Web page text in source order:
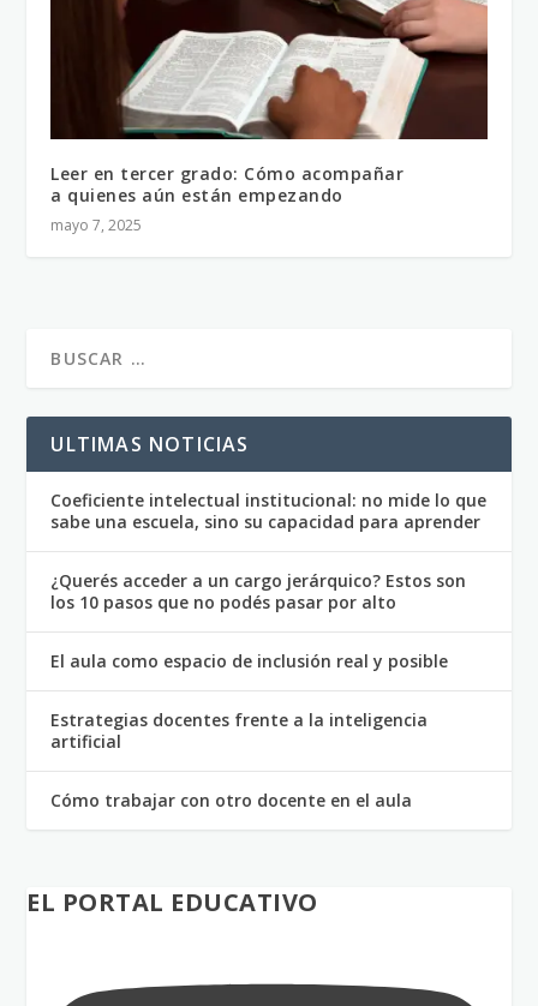
Leer en tercer grado: Cómo acompañar
a quienes aún están empezando
mayo 7, 2025
ULTIMAS NOTICIAS
Coeficiente intelectual institucional: no mide lo que
sabe una escuela, sino su capacidad para aprender
¿Querés acceder a un cargo jerárquico? Estos son
los 10 pasos que no podés pasar por alto
El aula como espacio de inclusión real y posible
Estrategias docentes frente a la inteligencia
artificial
Cómo trabajar con otro docente en el aula
EL PORTAL EDUCATIVO